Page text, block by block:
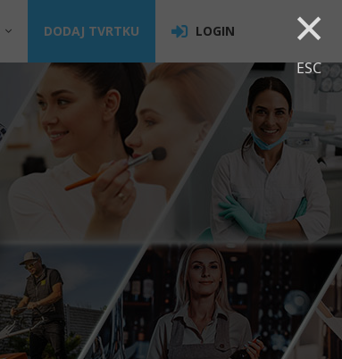
×
ESC
DODAJ TVRTKU LOGIN